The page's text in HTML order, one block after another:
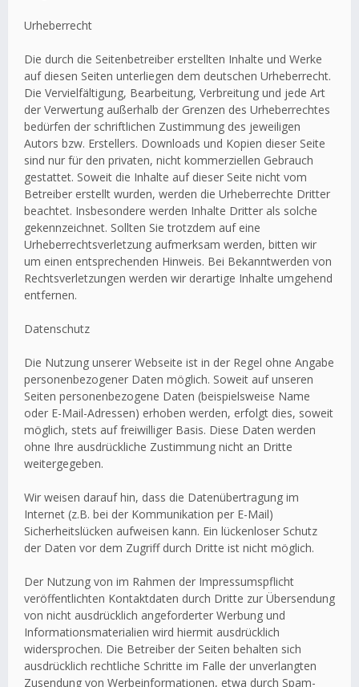
Urheberrecht
Die durch die Seitenbetreiber erstellten Inhalte und Werke
auf diesen Seiten unterliegen dem deutschen Urheberrecht.
Die Vervielfältigung, Bearbeitung, Verbreitung und jede Art
der Verwertung außerhalb der Grenzen des Urheberrechtes
bedürfen der schriftlichen Zustimmung des jeweiligen
Autors bzw. Erstellers. Downloads und Kopien dieser Seite
sind nur für den privaten, nicht kommerziellen Gebrauch
gestattet. Soweit die Inhalte auf dieser Seite nicht vom
Betreiber erstellt wurden, werden die Urheberrechte Dritter
beachtet. Insbesondere werden Inhalte Dritter als solche
gekennzeichnet. Sollten Sie trotzdem auf eine
Urheberrechtsverletzung aufmerksam werden, bitten wir
um einen entsprechenden Hinweis. Bei Bekanntwerden von
Rechtsverletzungen werden wir derartige Inhalte umgehend
entfernen.
Datenschutz
Die Nutzung unserer Webseite ist in der Regel ohne Angabe
personenbezogener Daten möglich. Soweit auf unseren
Seiten personenbezogene Daten (beispielsweise Name
oder E-Mail-Adressen) erhoben werden, erfolgt dies, soweit
möglich, stets auf freiwilliger Basis. Diese Daten werden
ohne Ihre ausdrückliche Zustimmung nicht an Dritte
weitergegeben.
Wir weisen darauf hin, dass die Datenübertragung im
Internet (z.B. bei der Kommunikation per E-Mail)
Sicherheitslücken aufweisen kann. Ein lückenloser Schutz
der Daten vor dem Zugriff durch Dritte ist nicht möglich.
Der Nutzung von im Rahmen der Impressumspflicht
veröffentlichten Kontaktdaten durch Dritte zur Übersendung
von nicht ausdrücklich angeforderter Werbung und
Informationsmaterialien wird hiermit ausdrücklich
widersprochen. Die Betreiber der Seiten behalten sich
ausdrücklich rechtliche Schritte im Falle der unverlangten
Zusendung von Werbeinformationen, etwa durch Spam-